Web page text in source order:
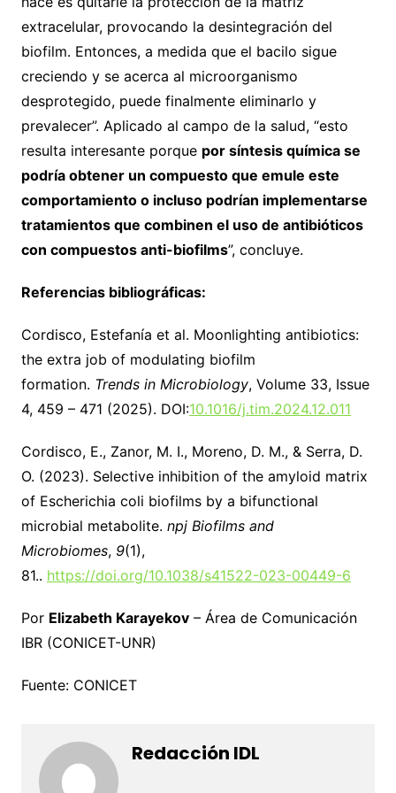
extracelular, provocando la desintegración del
biofilm. Entonces, a medida que el bacilo sigue
creciendo y se acerca al microorganismo
desprotegido, puede finalmente eliminarlo y
prevalecer”. Aplicado al campo de la salud, “esto
resulta interesante porque por síntesis química se
podría obtener un compuesto que emule este
comportamiento o incluso podrían implementarse
tratamientos que combinen el uso de antibióticos
con compuestos anti-biofilms”, concluye.
Referencias bibliográficas:
Cordisco, Estefanía et al. Moonlighting antibiotics:
the extra job of modulating biofilm
formation. Trends in Microbiology, Volume 33, Issue
4, 459 – 471 (2025). DOI:10.1016/j.tim.2024.12.011
Cordisco, E., Zanor, M. I., Moreno, D. M., & Serra, D.
O. (2023). Selective inhibition of the amyloid matrix
of Escherichia coli biofilms by a bifunctional
microbial metabolite. npj Biofilms and
Microbiomes, 9(1),
81.. https://doi.org/10.1038/s41522-023-00449-6
Por Elizabeth Karayekov– Área de Comunicación
IBR (CONICET-UNR)
Fuente: CONICET
Redacción IDL